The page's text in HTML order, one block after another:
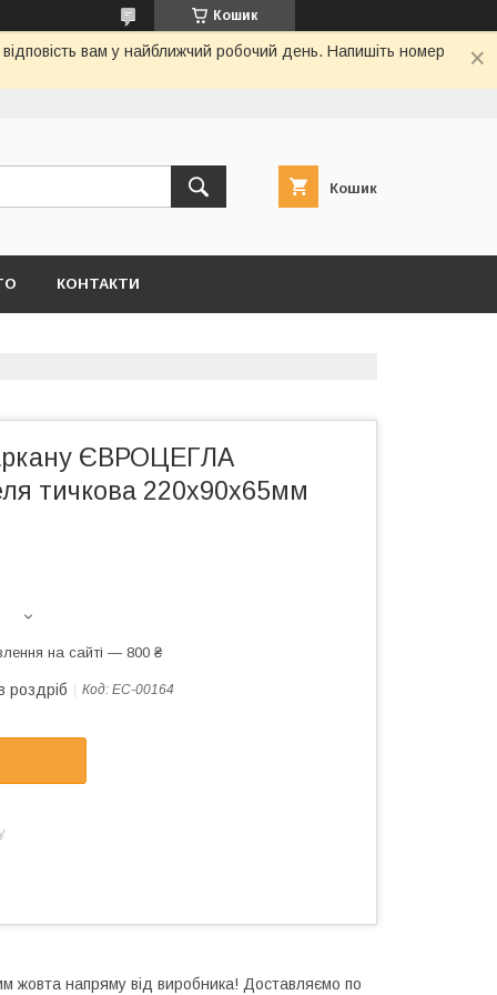
Кошик
вам у найближчий робочий день. Напишіть номер
Кошик
КОНТАКТИ
ЄВРОЦЕГЛА
тичкова 220х90х65мм
на сайті — 800 ₴
роздріб Код: EC-00164
жовта напряму від виробника! Доставляємо по